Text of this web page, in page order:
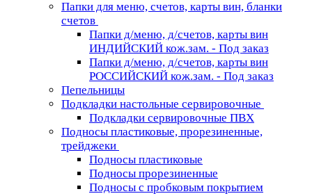
Папки для меню, счетов, карты вин, бланки
счетов
Папки д/меню, д/счетов, карты вин
ИНДИЙСКИЙ кож.зам. - Под заказ
Папки д/меню, д/счетов, карты вин
РОССИЙСКИЙ кож.зам. - Под заказ
Пепельницы
Подкладки настольные сервировочные
Подкладки сервировочные ПВХ
Подносы пластиковые, прорезиненные,
трейджеки
Подносы пластиковые
Подносы прорезиненные
Подносы с пробковым покрытием